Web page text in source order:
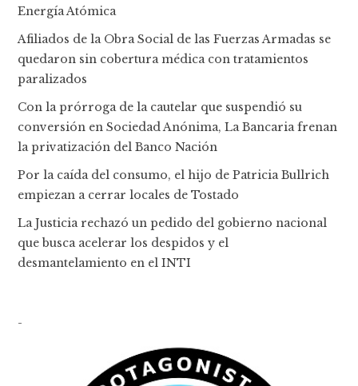
Energía Atómica
Afiliados de la Obra Social de las Fuerzas Armadas se
quedaron sin cobertura médica con tratamientos
paralizados
Con la prórroga de la cautelar que suspendió su
conversión en Sociedad Anónima, La Bancaria frenan
la privatización del Banco Nación
Por la caída del consumo, el hijo de Patricia Bullrich
empiezan a cerrar locales de Tostado
La Justicia rechazó un pedido del gobierno nacional
que busca acelerar los despidos y el
desmantelamiento en el INTI
-